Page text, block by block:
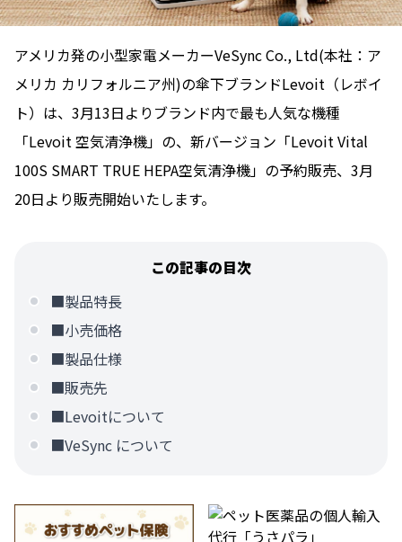
アメリカ発の小型家電メーカーVeSync Co., Ltd(本社：ア
メリカ カリフォルニア州)の傘下ブランドLevoit（レボイ
ト）は、3月13日よりブランド内で最も人気な機種
「Levoit 空気清浄機」の、新バージョン「Levoit Vital
100S SMART TRUE HEPA空気清浄機」の予約販売、3月
20日より販売開始いたします。
この記事の目次
■製品特長
■小売価格
■製品仕様
■販売先
■Levoitについて
■VeSync について